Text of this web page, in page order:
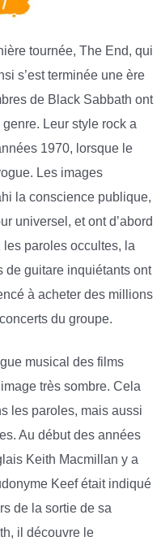
tournée, The End, qui
s’est terminée une ère
de Black Sabbath ont
Leur style rock a
1970, lorsque le
Les images
la conscience publique,
universel, et ont d’abord
paroles occultes, la
de guitare inquiétants ont
à acheter des millions
du groupe.
musical des films
très sombre. Cela
les paroles, mais aussi
Au début des années
Keith Macmillan y a
Keef était indiqué
de la sortie de sa
il découvre le